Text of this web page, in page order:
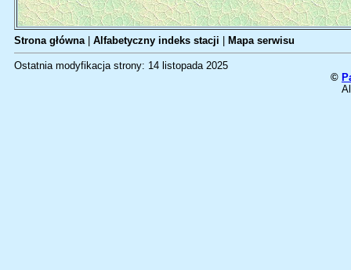
Strona główna| Alfabetyczny indeks stacji Mapa serwisu
Ostatnia modyfikacja strony: 14 listopada 2025
©